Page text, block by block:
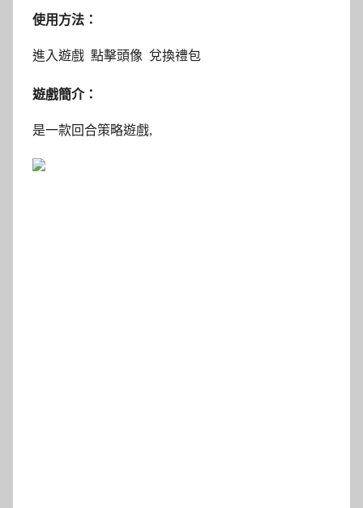
使用方法：
進入遊戲 點擊頭像 兌換禮包
遊戲簡介：
是一款回合策略遊戲,